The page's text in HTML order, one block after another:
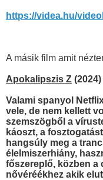
https://videa.hu/
A másik film amit
Apokalipszis Z (2024)
Valami spanyol
vele, de nem kellett
szemszögből a
káoszt, a
hangsúly meg a
élelmiszerhiány,
főszereplő, közben a
nővéréékhez akik